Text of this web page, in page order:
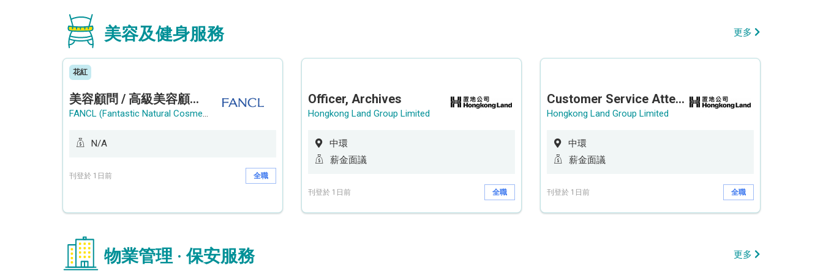
美容及健身服務 更多
花紅
美容顧問 / 高級美容顧問 (Beauty Consultant / Senior Beauty Consultant)
FANCL (Fantastic Natural Cosmetics Limited)
N/A
刊登於 1日前 全職
Officer, Archives
Hongkong Land Group Limited
中環
薪金面議
刊登於 1日前 全職
Customer Service Attendant (5-day work)
Hongkong Land Group Limited
中環
薪金面議
刊登於 1日前 全職
物業管理 · 保安服務 更多